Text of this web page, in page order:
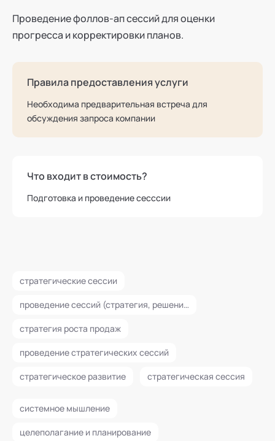
Проведение фоллов-ап сессий для оценки
прогресса и корректировки планов.
Правила предоставления услуги
Необходима предварительная встреча для
обсуждения запроса компании
Что входит в стоимость?
Подготовка и проведение сесссии
стратегические сессии
проведение сессий (стратегия, решение проблем, разработка, и др.)
стратегия роста продаж
проведение стратегических сессий
стратегическое развитие стратегическая сессия
системное мышление
целеполагание и планирование